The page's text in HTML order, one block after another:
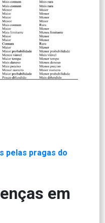
pelas pragas do
em